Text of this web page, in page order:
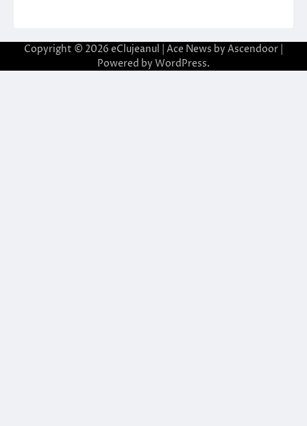
Copyright © 2026 eClujeanul | Ace News by Ascendoor
Powered by WordPress.